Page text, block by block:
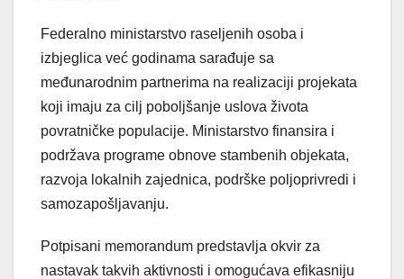
Federalno ministarstvo raseljenih osoba i
izbjeglica već godinama sarađuje sa
međunarodnim partnerima na realizaciji projekata
koji imaju za cilj poboljšanje uslova života
povratničke populacije. Ministarstvo finansira i
podržava programe obnove stambenih objekata,
razvoja lokalnih zajednica, podrške poljoprivredi i
samozapošljavanju.
Potpisani memorandum predstavlja okvir za
nastavak takvih aktivnosti i omogućava efikasniju